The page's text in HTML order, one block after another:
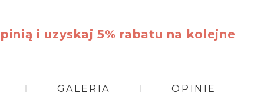
i uzyskaj 5% rabatu na kolejne
GALERIA OPINIE